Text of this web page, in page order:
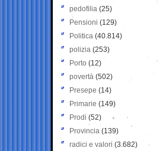
pedofilia (25)
Pensioni (129)
Politica (40.814)
polizia (253)
Porto (12)
povertà (502)
Presepe (14)
Primarie (149)
Prodi (52)
Provincia (139)
radici e valori (3.682)